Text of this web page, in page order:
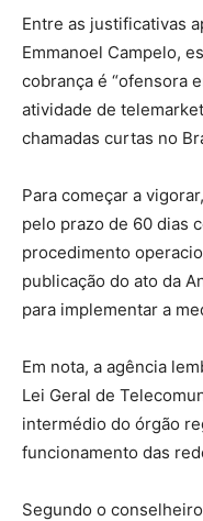
Entre as justificativas
Emmanoel Campelo,
cobrança é “ofensora
atividade de
chamadas curtas no
Para começar a
pelo prazo de 60 dias
procedimento
publicação do ato da
para implementar a
Em nota, a agência
Lei Geral de
intermédio do órgão
funcionamento das
Segundo o